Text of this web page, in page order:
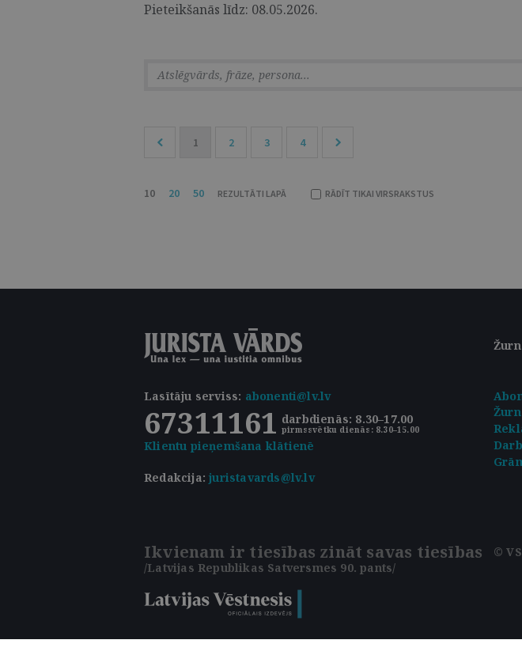
Pieteikšanās līdz: 08.05.2026.
1 2 3 4
10 20 50 REZULTĀTI LAPĀ RĀDĪT TIKAI VIRSRAKSTUS
Lasītāju serviss: abonenti@lv.lv
67311161 darbdienās: 8.30–17.00
pirmssvētku dienās: 8.30–15.00
Klientu pieņemšana klātienē
Redakcija:juristavards@lv.lv
Ikvienam ir tiesības zināt savas tiesības
/Latvijas Republikas Satversmes 90. pants/
©